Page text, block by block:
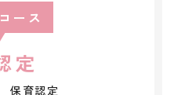
ース
定
保育認定